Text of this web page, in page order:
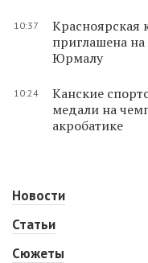
10:37
Красноярская
приглашена
Юрмалу
10:24
Канские
медали на
акробатике
Новости
Статьи
Сюжеты